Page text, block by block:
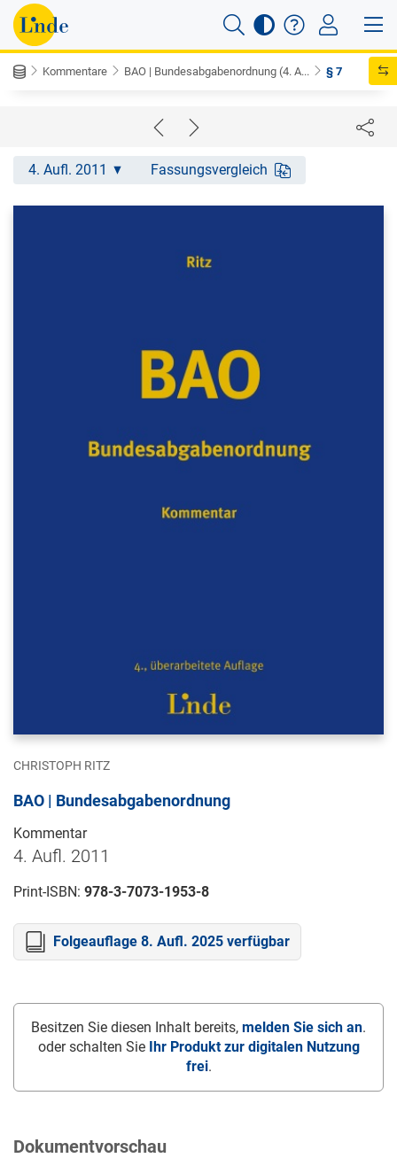
Kommentare BAO | Bundesabgabenordnung (4. A... § 7
4. Aufl. 2011 Fassungsvergleich
CHRISTOPH RITZ
BAO | Bundesabgabenordnung
Kommentar
4. Aufl. 2011
Print-ISBN: 978-3-7073-1953-8
Folgeauflage 8. Aufl. 2025 verfügbar
Besitzen Sie diesen Inhalt bereits, melden Sie sich an.
oder schalten Sie Ihr Produkt zur digitalen Nutzung
frei.
Dokumentvorschau